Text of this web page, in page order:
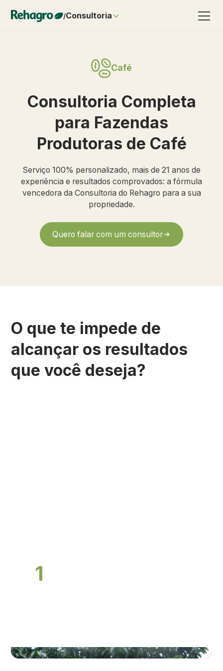
/Consultoria
Café
Consultoria Completa
para Fazendas
Produtoras de Café
Serviço 100% personalizado, mais de 21 anos de
experiência e resultados comprovados: a fórmula
vencedora da Consultoria do Rehagro para a sua
propriedade.
Quero falar com um consultor
O que te impede de
alcançar os resultados
que você deseja?
1